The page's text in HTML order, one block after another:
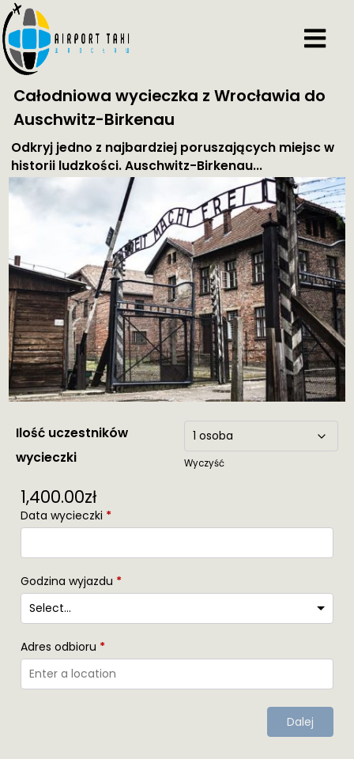
Całodniowa wycieczka z Wrocławia do
Auschwitz-Birkenau
Odkryj jedno z najbardziej poruszających miejsc w
historii ludzkości. Auschwitz-Birkenau...
Ilość uczestników
wycieczki
Wyczyść
1,400.00zł
Data wycieczki *
Godzina wyjazdu *
Adres odbioru *
Dalej